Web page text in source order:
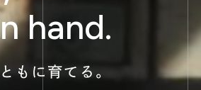
hand.